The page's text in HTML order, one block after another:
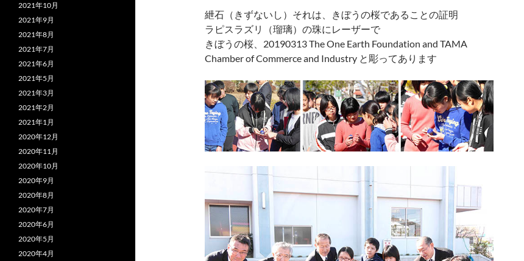
紲石（きずないし）それは、きぼうの桜であることの証明
ラピスラズリ（瑠璃）の珠にレーザーで
きぼうの桜、20190313 The One Earth Foundation and TAMA
Chamber of Commerce and Industry と彫ってあります
2021年10月
2021年9月
2021年8月
2021年7月
2021年6月
2021年5月
2021年3月
2021年2月
2021年1月
2020年12月
2020年11月
2020年10月
2020年9月
2020年8月
2020年7月
2020年6月
2020年5月
2020年4月